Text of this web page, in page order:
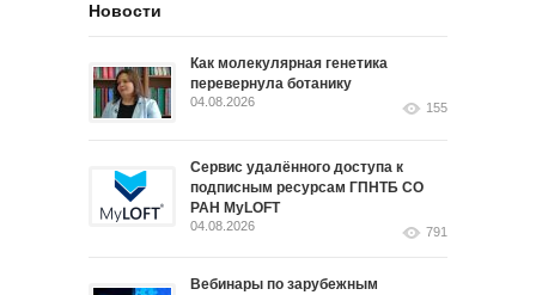
Новости
Как молекулярная генетика
перевернула ботанику
04.08.2026 155
Сервис удалённого доступа к
подписным ресурсам ГПНТБ СО
РАН MyLOFT
04.08.2026 791
Вебинары по зарубежным